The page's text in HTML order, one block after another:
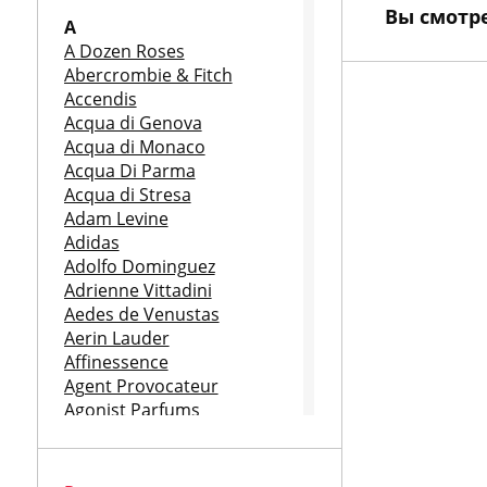
A
A Dozen Roses
Abercrombie & Fitch
Accendis
Acqua di Genova
Acqua di Monaco
Acqua Di Parma
Acqua di Stresa
Adam Levine
Adidas
Adolfo Dominguez
Adrienne Vittadini
Aedes de Venustas
Aerin Lauder
Affinessence
Agent Provocateur
Agonist Parfums
Ajmal
Вы